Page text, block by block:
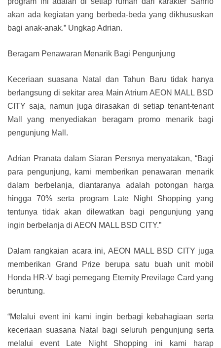
akan ada kegiatan yang berbeda-beda yang dikhususkan
bagi anak-anak.” Ungkap Adrian.
Beragam Penawaran Menarik Bagi Pengunjung
Keceriaan suasana Natal dan Tahun Baru tidak hanya
berlangsung di sekitar area Main Atrium AEON MALL BSD
CITY saja, namun juga dirasakan di setiap tenant-tenant
Mall yang menyediakan beragam promo menarik bagi
pengunjung Mall.
Adrian Pranata dalam Siaran Persnya menyatakan, “Bagi
para pengunjung, kami memberikan penawaran menarik
dalam berbelanja, diantaranya adalah potongan harga
hingga 70% serta program Late Night Shopping yang
tentunya tidak akan dilewatkan bagi pengunjung yang
ingin berbelanja di AEON MALL BSD CITY.”
Dalam rangkaian acara ini, AEON MALL BSD CITY juga
memberikan Grand Prize berupa satu buah unit mobil
Honda HR-V bagi pemegang Eternity Previlage Card yang
beruntung.
“Melalui event ini kami ingin berbagi kebahagiaan serta
keceriaan suasana Natal bagi seluruh pengunjung serta
melalui event Late Night Shopping ini kami harap